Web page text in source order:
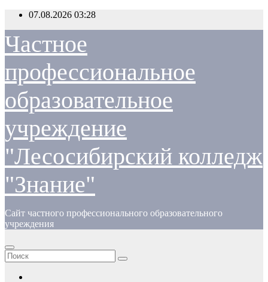
Перейти
содержимому
07.08.2026 03:28
Частное
профессиональное
образовательное
учреждение
"Лесосибирский колледж
"Знание"
Сайт частного профессионального образовательного
учреждения